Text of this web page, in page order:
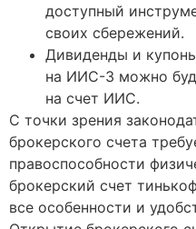
доступный
своих сбережений.
Дивиденды и
на ИИС-3 можно
на счет ИИС.
С точки зрения
брокерского счета
правоспособности
брокерский счет
все особенности и